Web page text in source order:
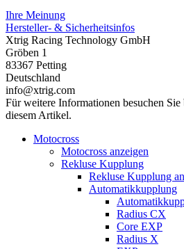
Ihre Meinung
Hersteller- & Sicherheitsinfos
Xtrig Racing Technology GmbH
Gröben 1
83367 Petting
Deutschland
info@xtrig.com
Für weitere Informationen besuchen Sie
diesem Artikel.
Motocross
Motocross anzeigen
Rekluse Kupplung
Rekluse Kupplung
Automatikkupplung
Radius CX
Core EXP
Radius X